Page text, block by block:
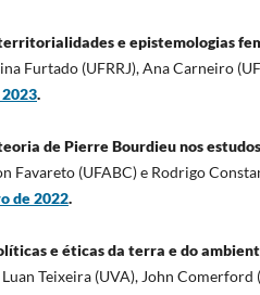
e epistemologias
Furtado (UFRRJ), Ana Carneiro
.
de Pierre Bourdieu nos
Favareto (UFABC) e Rodrigo
de 2022.
e éticas da terra e do
Teixeira (UVA), John